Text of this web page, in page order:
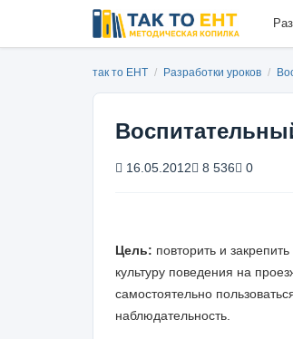
так то ЕНТ / Разработки уроков /
16.05.2012 8 536 0
Цель: повторить и
культуру поведения на
самостоятельно
наблюдательность.